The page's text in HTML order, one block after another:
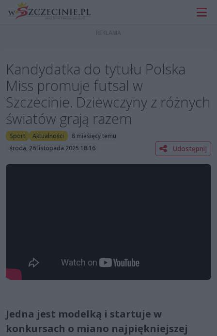
Kandydatka do tytułu Polska
Miss promuje futsal w
Szczecinie. Dziewczyny z różnych
światów grają razem
Sport Aktualności
8 miesięcy temu
środa, 26 listopada 2025 18:16
Udostępnij
Jedna jest modelką i startuje w
konkursach o miano najpiękniejszej